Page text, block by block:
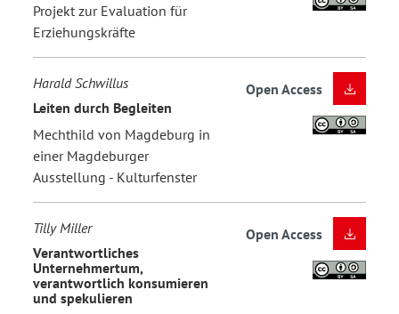
Projekt zur Evaluation für
Erziehungskräfte
Harald Schwillus
Leiten durch Begleiten
Mechthild von Magdeburg in
einer Magdeburger
Ausstellung - Kulturfenster
Open Access
Tilly Miller
Verantwortliches
Unternehmertum,
verantwortlich konsumieren
und spekulieren
Open Access